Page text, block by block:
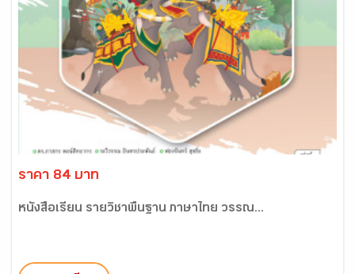
ราคา 84 บาท
หนังสือเรียน รายวิชาพื้นฐาน ภาษาไทย วรรณ...